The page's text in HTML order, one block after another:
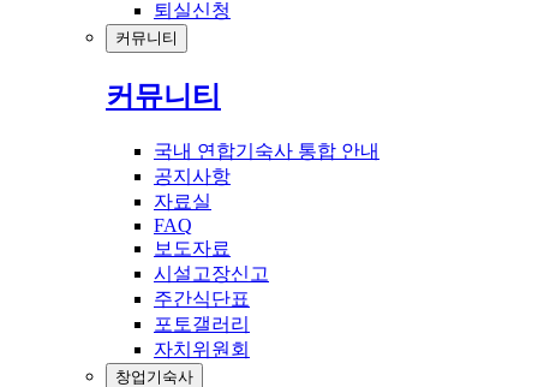
퇴실신청
커뮤니티
커뮤니티
국내 연합기숙사 통합 안내
공지사항
자료실
FAQ
보도자료
시설고장신고
주간식단표
포토갤러리
자치위원회
창업기숙사